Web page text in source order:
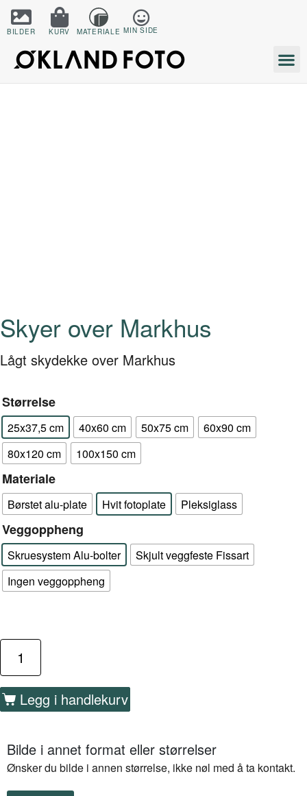
BILDER KURV MATERIALE MIN SIDE
Skyer over Markhus
Lågt skydekke over Markhus
Størrelse
25x37,5 cm 40x60 cm 50x75 cm
60x90 cm
80x120 cm
100x150 cm
Materiale
Børstet alu-plate Hvit fotoplate Pleksiglass
Veggoppheng
Skruesystem Alu-bolter
Skjult veggfeste Fissart
Ingen veggoppheng
Legg i handlekurv
Bilde i annet format eller størrelser
Ønsker du bilde i annen størrelse, ikke nøl med å ta kontakt.